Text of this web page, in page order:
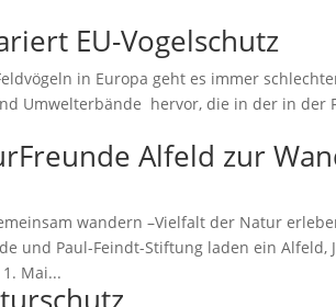
EU-Vogelschutz
in Europa geht es immer
Umwelterbände hervor, die in der in der
Alfeld zur
wandern –Vielfalt der Natur
und Paul-Feindt-Stiftung laden ein Alfeld,
Mai...